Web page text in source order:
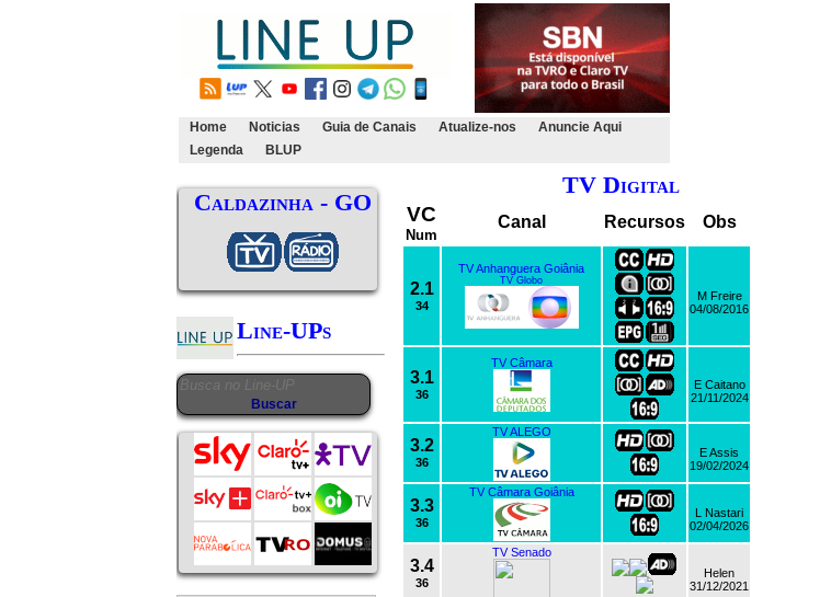
Home Noticias Guia de Canais Atualize-nos
Anuncie Aqui
Legenda
BLUP
Caldazinha - GO
Line-UPs
TV Digital
VC
Num
Canal Recursos Obs
2.1
34
TV Anhanguera Goiânia
TV Globo
M Freire
04/08/2016
3.1
36
TV Câmara
E Caitano
21/11/2024
3.2
36
TV ALEGO
E Assis
19/02/2024
3.3
36
TV Câmara Goiânia
L Nastari
02/04/2026
3.4
36
TV Senado
Helen
31/12/2021